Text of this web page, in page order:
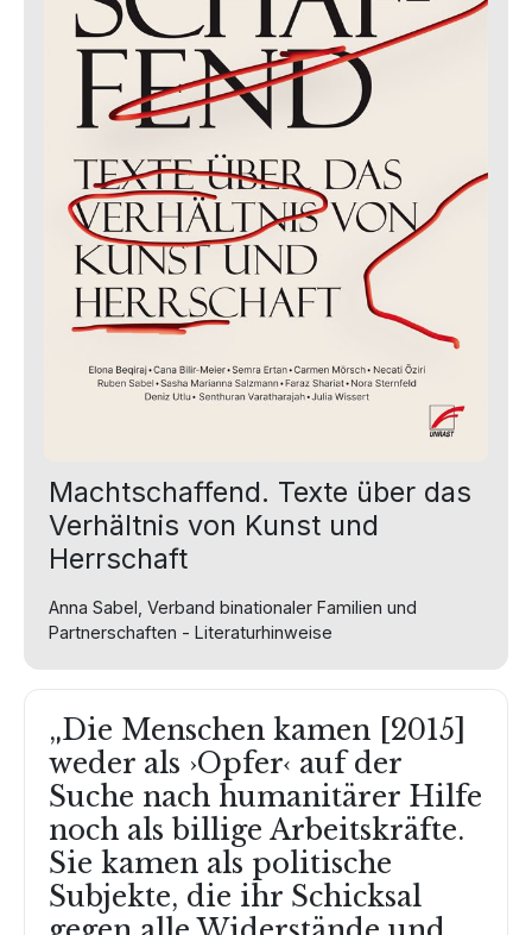
Machtschaffend. Texte über das
Verhältnis von Kunst und
Herrschaft
Anna Sabel, Verband binationaler Familien und
Partnerschaften - Literaturhinweise
„Die Menschen kamen [2015]
weder als ›Opfer‹ auf der
Suche nach humanitärer Hilfe
noch als billige Arbeitskräfte.
Sie kamen als politische
Subjekte, die ihr Schicksal